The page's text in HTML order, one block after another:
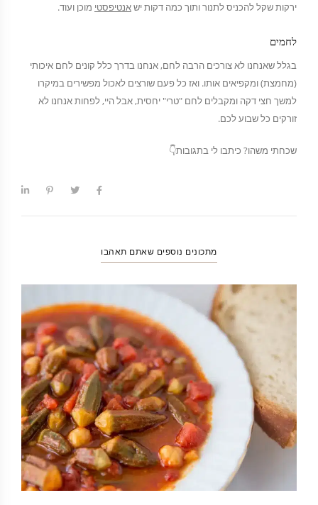
ירקות שקל להכניס לתנור ותוך כמה דקות ישאנטיפסטי מוכן ועוד.
לחמים
בגלל שאנחנו לא צורכים הרבה לחם, אנחנו בדרך כלל קונים לחם איכותי
(מחמצת) ומקפיאים אותו. ואז כל פעם שורצים לאכול מפשירים במיקרו
למשך חצי דקה ומקבלים לחם "טרי" יחסית, אבל היי, לפחות אנחנו לא
זורקים כל שבוע לכם.
שכחתי משהו? כיתבו לי בתגובות👇
מתכונים נוספים שאתם תאהבו